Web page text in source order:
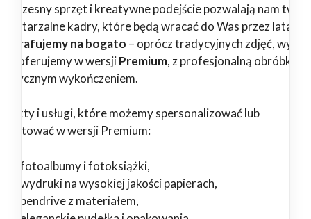
sprzęt i kreatywne podejście pozwalają nam
kadry, które będą wracać do Was przez lata.
na bogato – oprócz tradycyjnych zdjęć,
oferujemy w wersjiPremium, z profesjonalną obróbką i
wykończeniem.
i usługi, które możemy spersonalizować lub
w wersji Premium:
fotoalbumy i fotoksiążki,
wydruki na wysokiej jakości papierach,
pendrive z materiałem,